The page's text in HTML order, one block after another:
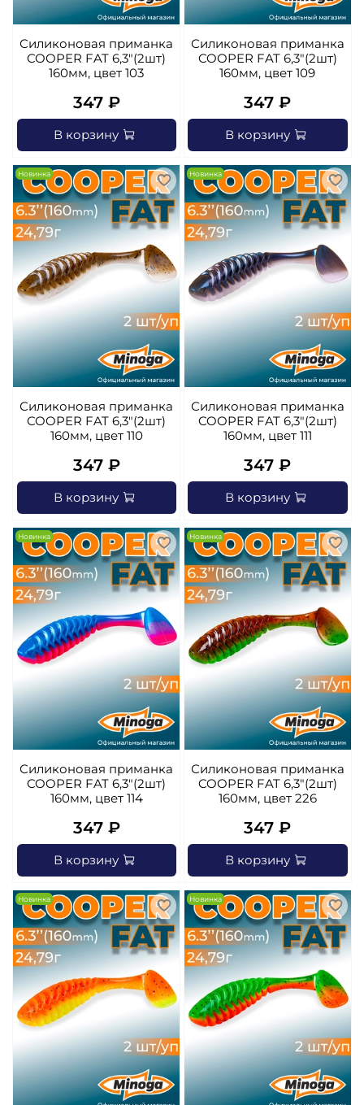
Силиконовая приманка
COOPER FAT 6,3"(2шт)
160мм, цвет 103
347 ₽
В корзину
Силиконовая приманка
COOPER FAT 6,3"(2шт)
160мм, цвет 109
347 ₽
В корзину
Новинка
Силиконовая приманка
COOPER FAT 6,3"(2шт)
160мм, цвет 110
347 ₽
В корзину
Новинка
Силиконовая приманка
COOPER FAT 6,3"(2шт)
160мм, цвет 111
347 ₽
В корзину
Новинка
Силиконовая приманка
COOPER FAT 6,3"(2шт)
160мм, цвет 114
347 ₽
В корзину
Новинка
Силиконовая приманка
COOPER FAT 6,3"(2шт)
160мм, цвет 226
347 ₽
В корзину
Новинка Новинка